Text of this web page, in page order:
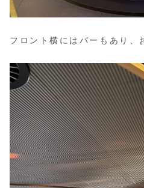
フロント横にはバーもあり、